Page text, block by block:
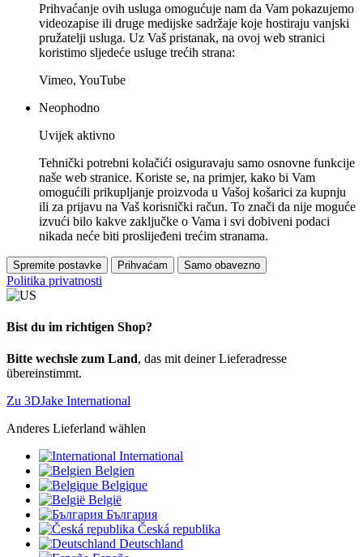
Prihvaćanje ovih usluga omogućuje nam da Vam pokazujemo
videozapise ili druge medijske sadržaje koje hostiraju vanjski
pružatelji usluga. Uz Vaš pristanak, na ovoj web stranici
koristimo sljedeće usluge trećih strana:
Vimeo, YouTube
Neophodno
Uvijek aktivno
Tehnički potrebni kolačići osiguravaju samo osnovne funkcije
naše web stranice. Koriste se, na primjer, kako bi Vam
omogućili prikupljanje proizvoda u Vašoj košarici za kupnju
ili za prijavu na Vaš korisnički račun. To znači da nije moguće
izvući bilo kakve zaključke o Vama i svi dobiveni podaci
nikada neće biti proslijeđeni trećim stranama.
Spremite postavke Prihvaćam Samo obavezno
Politika privatnosti
Bist du im richtigen Shop?
Bitte wechsle zum Land, das mit deiner Lieferadresse
übereinstimmt.
Zu 3DJake International
Anderes Lieferland wählen
International
Belgien
Belgique
België
България
Česká republika
Deutschland